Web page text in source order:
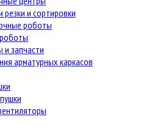
и сортировки
роботы
запчасти
арматурных каркасов